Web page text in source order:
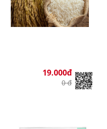
19.000đ
0 đ